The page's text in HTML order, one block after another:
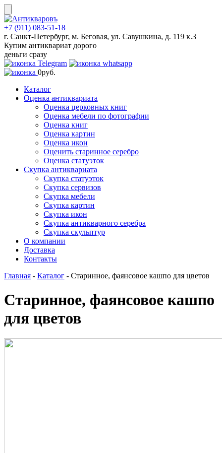
Skip
to
content
+7 (911) 083-51-18
г. Санкт-Петербург, м. Беговая, ул. Савушкина, д. 119 к.3
Купим антиквариат дорого
деньги сразу
0руб.
Каталог
Оценка антиквариата
Оценка церковных книг
Оценка мебели по фотографии
Оценка книг
Оценка картин
Оценка икон
Оценить старинное серебро
Оценка статуэток
Скупка антиквариата
Скупка статуэток
Скупка сервизов
Скупка мебели
Скупка картин
Скупка икон
Скупка антикварного серебра
Скупка скульптур
О компании
Доставка
Контакты
Главная - Каталог - Старинное, фаянсовое кашпо для цветов
Старинное, фаянсовое кашпо
для цветов